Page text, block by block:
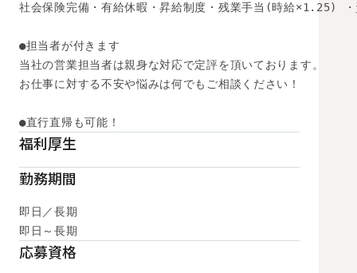
社会保険完備・有給休暇・昇給制度・残業手当(時給×1.25)
●担当者が付きます
当社の営業担当者は親身な対応で定評を頂いております。
お仕事に対する不安や悩みは何でもご相談ください！
●直行直帰も可能！
福利厚生
勤務期間
即日／長期
即日～長期
応募資格